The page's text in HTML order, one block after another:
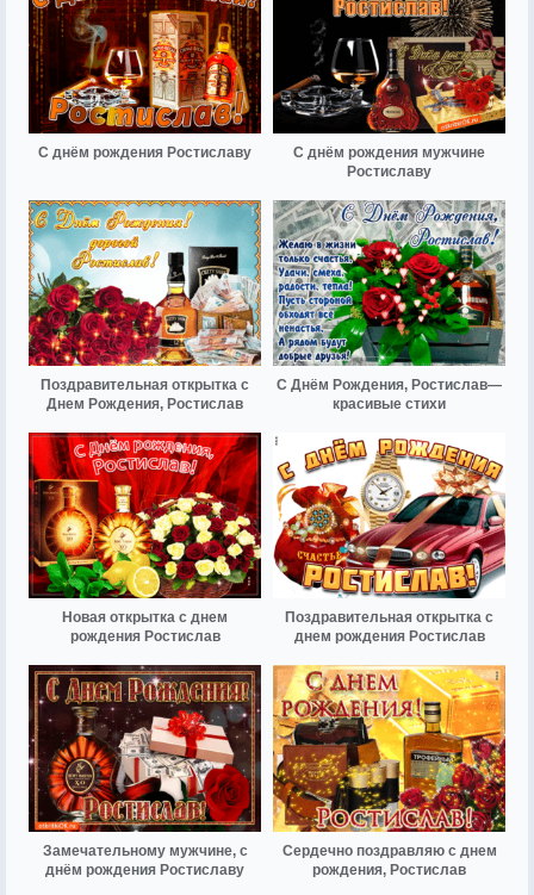
С днём рождения Ростиславу
С днём рождения мужчине
Ростиславу
Поздравительная открытка с
Днем Рождения, Ростислав
С Днём Рождения, Ростислав—
красивые стихи
Новая открытка с днем
рождения Ростислав
Поздравительная открытка с
днем рождения Ростислав
Замечательному мужчине, с
днём рождения Ростиславу
Сердечно поздравляю с днем
рождения, Ростислав